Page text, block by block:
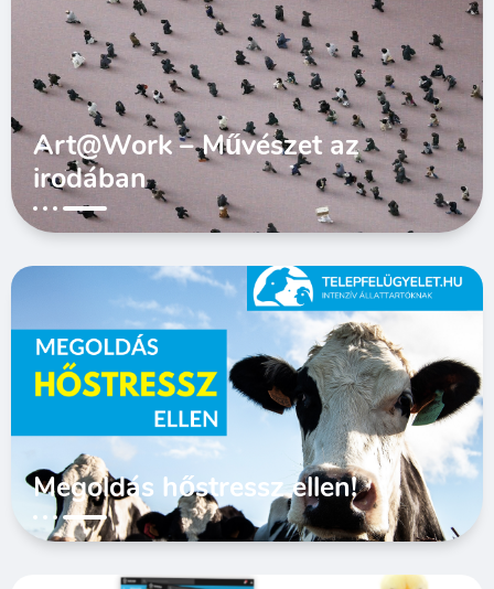
Art@Work – Művészet az
irodában
Megoldás hőstressz ellen!